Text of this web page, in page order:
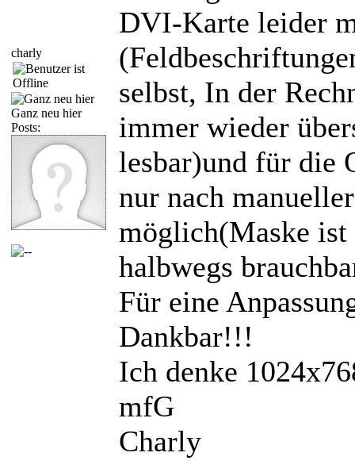
charly
Ganz neu hier
Posts:
DVI-Karte leider
selbst, In der
immer wieder
lesbar)und für die
nur nach
möglich(Maske ist
halbwegs
Für eine
Dankbar!!!
Ich denke
mfG
Charly